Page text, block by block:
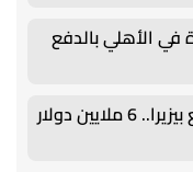
الأهلي بالدفع
الزمالك يكشف مطالبه المالية لبيع بيزيرا.. 6 ملايين دولار